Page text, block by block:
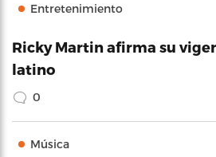
Entretenimiento
Ricky Martin afirma su
latino
0
Música